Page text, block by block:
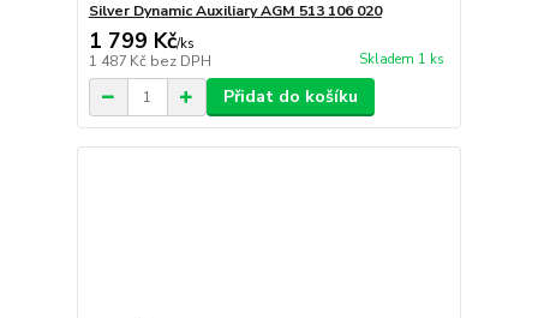
Silver Dynamic Auxiliary AGM 513 106 020
1 799 Kč/ks
1 487 Kč bez DPH Skladem 1 ks
Přidat do košíku